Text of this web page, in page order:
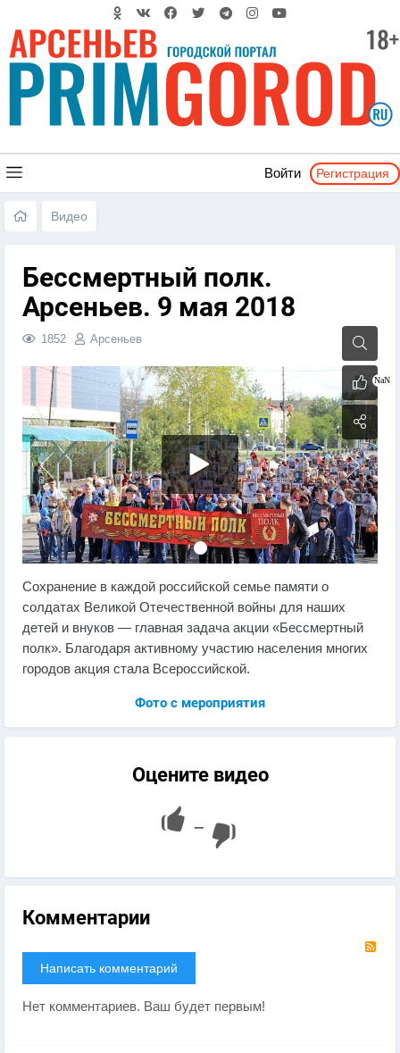
Войти Регистрация
Видео
Бессмертный полк.
Арсеньев. 9 мая 2018
NaN
1852 Арсеньев
Сохранение в каждой российской семье памяти о
солдатах Великой Отечественной войны для наших
детей и внуков — главная задача акции «Бессмертный
полк». Благодаря активному участию населения многих
городов акция стала Всероссийской.
Фото с мероприятия
Оцените видео
—
Комментарии
Написать комментарий
Нет комментариев. Ваш будет первым!